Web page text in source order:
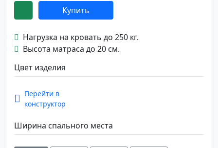
Купить
Нагрузка на кровать до 250 кг.
Высота матраса до 20 см.
Цвет изделия
Перейти в
конструктор
Ширина спального места